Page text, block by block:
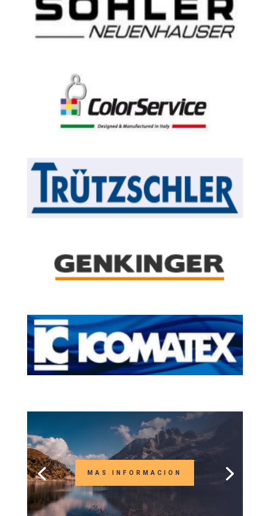
MAS INFORMACION